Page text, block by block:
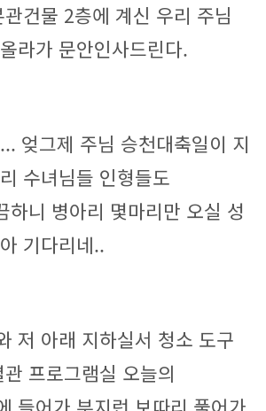
건물 2층에 계신 우리 주님
라가 문안인사드린다.
엊그제 주님 승천대축일이 지
수녀님들 인형들도
하니 병아리 몇마리만 오실 성
기다리네..
저 아래 지하실서 청소 도구
프로그램실 오늘의